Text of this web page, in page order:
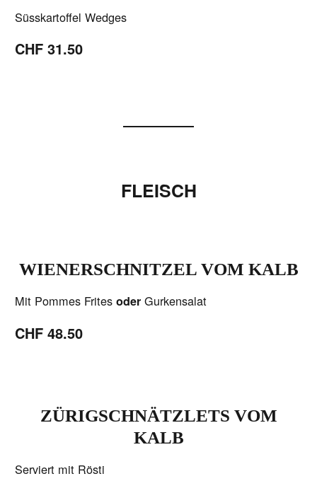
Süsskartoffel Wedges
CHF 31.50
FLEISCH
WIENERSCHNITZEL VOM KALB
Mit Pommes Fritesoder Gurkensalat
CHF 48.50
ZÜRIGSCHNÄTZLETS VOM
KALB
Serviert mit Rösti